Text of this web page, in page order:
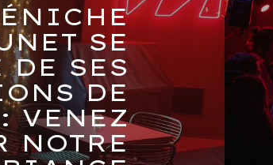
SE
DE SES
DE
VENEZ
NOTRE